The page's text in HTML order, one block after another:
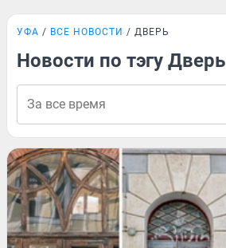
УФА ВСЕ НОВОСТИ ДВЕРЬ
Новости по тэгу Дверь